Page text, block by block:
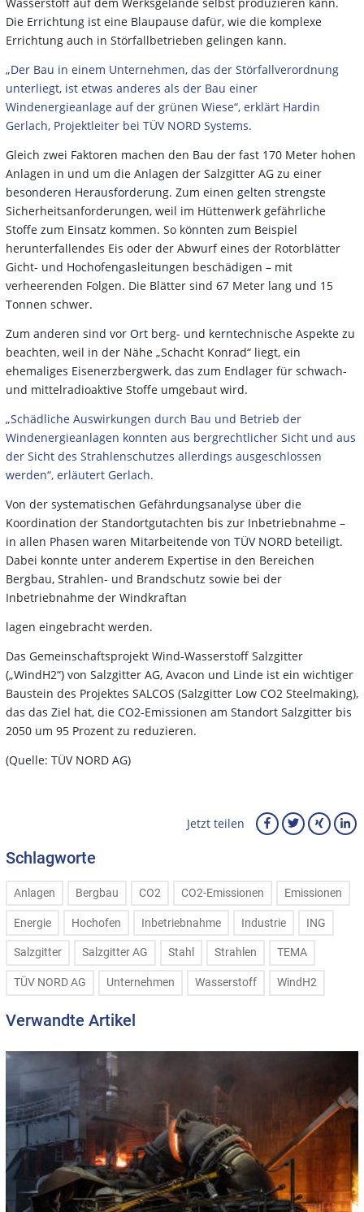
Die Errichtung ist eine Blaupause dafür, wie die komplexe
Errichtung auch in Störfallbetrieben gelingen kann.
„Der Bau in einem Unternehmen, das der Störfallverordnung
unterliegt, ist etwas anderes als der Bau einer
Windenergieanlage auf der grünen Wiese“, erklärt Hardin
Gerlach, Projektleiter bei TÜV NORD Systems.
Gleich zwei Faktoren machen den Bau der fast 170 Meter hohen
Anlagen in und um die Anlagen der Salzgitter AG zu einer
besonderen Herausforderung. Zum einen gelten strengste
Sicherheitsanforderungen, weil im Hüttenwerk gefährliche
Stoffe zum Einsatz kommen. So könnten zum Beispiel
herunterfallendes Eis oder der Abwurf eines der Rotorblätter
Gicht- und Hochofengasleitungen beschädigen – mit
verheerenden Folgen. Die Blätter sind 67 Meter lang und 15
Tonnen schwer.
Zum anderen sind vor Ort berg- und kerntechnische Aspekte zu
beachten, weil in der Nähe „Schacht Konrad“ liegt, ein
ehemaliges Eisenerzbergwerk, das zum Endlager für schwach-
und mittelradioaktive Stoffe umgebaut wird.
„Schädliche Auswirkungen durch Bau und Betrieb der
Windenergieanlagen konnten aus bergrechtlicher Sicht und aus
der Sicht des Strahlenschutzes allerdings ausgeschlossen
werden“, erläutert Gerlach.
Von der systematischen Gefährdungsanalyse über die
Koordination der Standortgutachten bis zur Inbetriebnahme –
in allen Phasen waren Mitarbeitende von TÜV NORD beteiligt.
Dabei konnte unter anderem Expertise in den Bereichen
Bergbau, Strahlen- und Brandschutz sowie bei der
Inbetriebnahme der Windkraftan
lagen eingebracht werden.
Das Gemeinschaftsprojekt Wind-Wasserstoff Salzgitter
(„WindH2“) von Salzgitter AG, Avacon und Linde ist ein wichtiger
Baustein des Projektes SALCOS (Salzgitter Low CO2 Steelmaking),
das das Ziel hat, die CO2-Emissionen am Standort Salzgitter bis
2050 um 95 Prozent zu reduzieren.
(Quelle: TÜV NORD AG)
Jetzt teilen
Schlagworte
Anlagen Bergbau CO2 CO2-Emissionen Emissionen
Energie Hochofen Inbetriebnahme Industrie ING
Salzgitter Salzgitter AG Stahl Strahlen TEMA
TÜV NORD AG Unternehmen Wasserstoff WindH2
Verwandte Artikel